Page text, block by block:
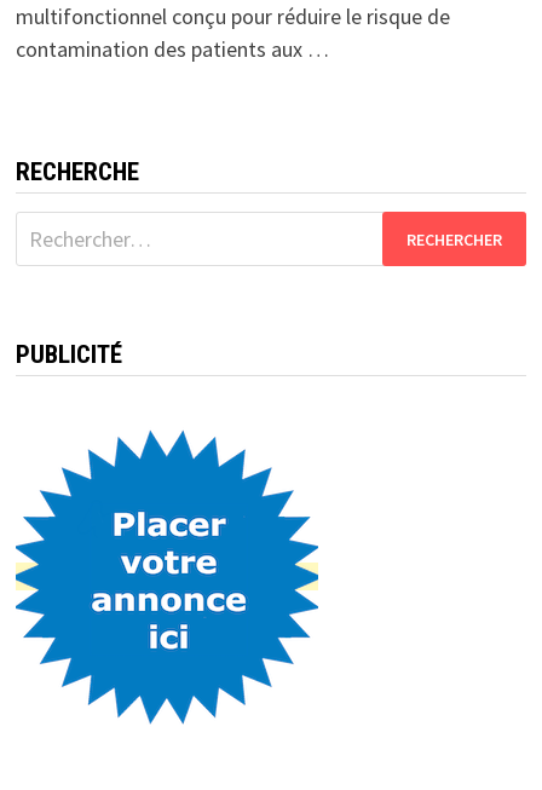
multifonctionnel conçu pour réduire le risque de
contamination des patients aux …
RECHERCHE
Rechercher :
PUBLICITÉ